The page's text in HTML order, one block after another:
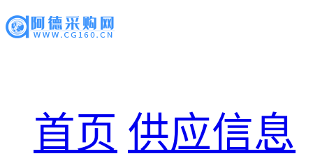
首页 供应信息